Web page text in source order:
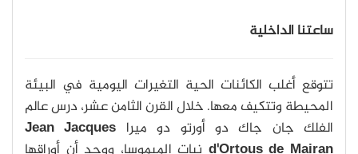
ساعتنا الداخلية
تتوقع أغلب الكائنات الحية التغيرات اليومية في البيئة
المحيطة وتتكيف معها. خلال القرن الثامن عشر، درس عالم
الفلك جان جاك دو أورتو دو ميرا Jean Jacques